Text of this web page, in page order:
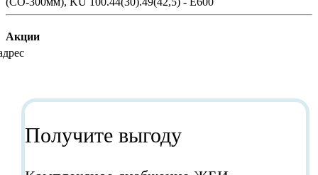
Акции
Получите выгоду